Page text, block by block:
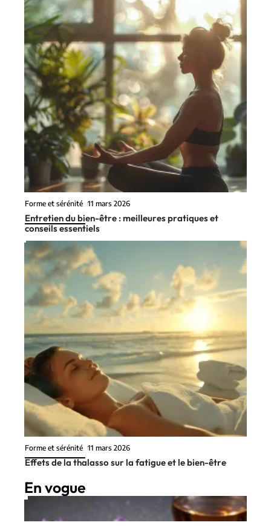
Forme et sérénité 11 mars 2026
Entretien du bien-être : meilleures pratiques et
conseils essentiels
Forme et sérénité 11 mars 2026
Effets de la thalasso sur la fatigue et le bien-être
En vogue